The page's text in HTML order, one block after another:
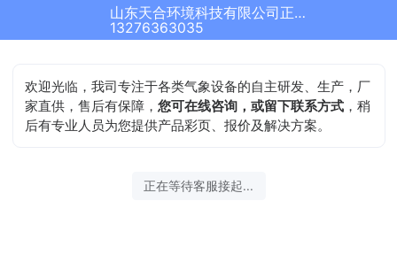
山东天合环境科技有限公司正在为您服务
13276363035
欢迎光临，我司专注于各类气象设备的自主研发、生产，厂
家直供，售后有保障，您可在线咨询，或留下联系方式 ，稍
后有专业人员为您提供产品彩页、报价及解决方案。
正在等待客服接起...